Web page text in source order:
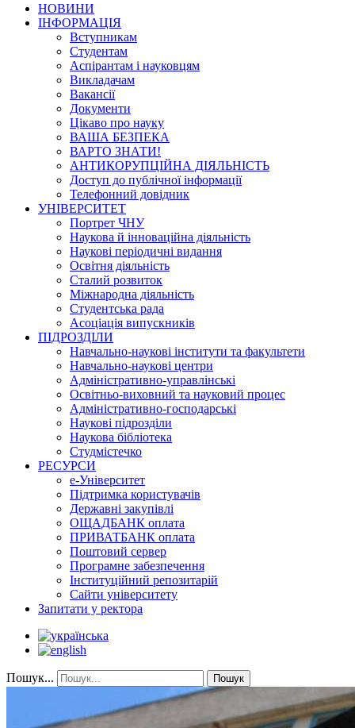
НОВИНИ
ІНФОРМАЦІЯ
Вступникам
Студентам
Аспірантам і науковцям
Викладачам
Вакансії
Документи
Цікаво про науку
ВАША БЕЗПЕКА
ВАРТО ЗНАТИ!
АНТИКОРУПЦІЙНА ДІЯЛЬНІСТЬ
Доступ до публічної інформації
Телефонний довідник
УНІВЕРСИТЕТ
Портрет ЧНУ
Наукова й інноваційна діяльність
Наукові періодичні видання
Освітня діяльність
Сталий розвиток
Міжнародна діяльність
Студентська рада
Асоціація випускників
ПІДРОЗДІЛИ
Навчально-наукові інститути та факультети
Навчально-наукові центри
Адміністративно-управлінські
Освітньо-виховний та науковий процес
Адміністративно-господарські
Наукові підрозділи
Наукова бібліотека
Студмістечко
РЕСУРСИ
е-Університет
Підтримка користувачів
Державні закупівлі
ОЩАДБАНК оплата
ПРИВАТБАНК оплата
Поштовий сервер
Програмне забезпечення
Інституційний репозитарій
Сайти університету
Запитати у ректора
Пошук... Пошук